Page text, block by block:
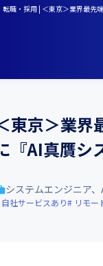
職・採用 | ＜東京＞業界最
東京＞業界
『AI真贋シ
システムエンジニア
自社サービスあり リモー